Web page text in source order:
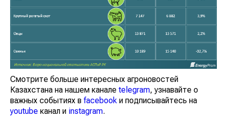
Смотрите больше интересных агроновостей
Казахстана на нашем канале telegram, узнавайте о
важных событиях в facebook и подписывайтесь на
youtube канал и instagram.